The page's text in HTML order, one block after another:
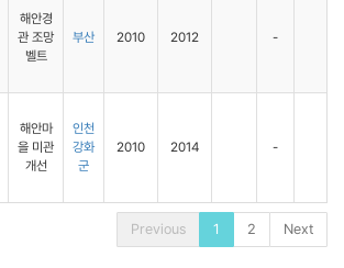
해안경
관 조망
벨트
부산 2010 2012 -
해안마
을 미관
개선
인천
강화
군
2010 2014 -
Previous 1 2 Next